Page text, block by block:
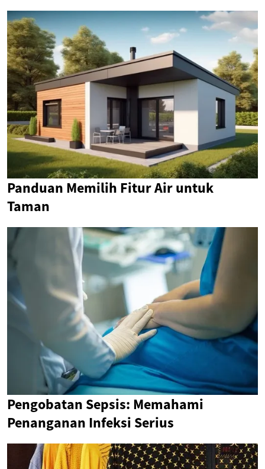
Panduan Memilih Fitur Air untuk
Taman
Pengobatan Sepsis: Memahami
Penanganan Infeksi Serius